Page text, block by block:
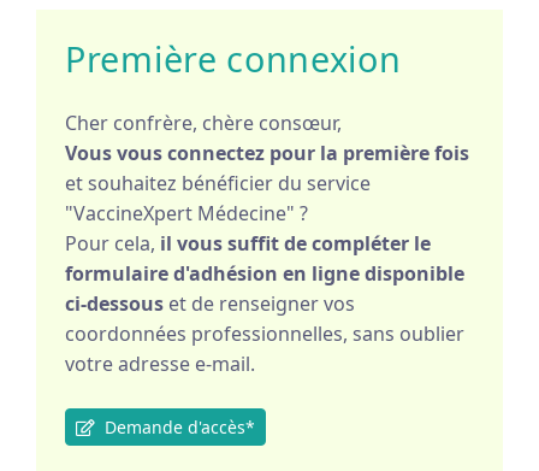
Première connexion
Cher confrère, chère consœur,
Vous vous connectez pour la première fois
et souhaitez bénéficier du service
"VaccineXpert Médecine" ?
Pour cela, il vous suffit de compléter le
formulaire d'adhésion en ligne disponible
ci-dessous et de renseigner vos
coordonnées professionnelles, sans oublier
votre adresse e-mail.
Demande d'accès*